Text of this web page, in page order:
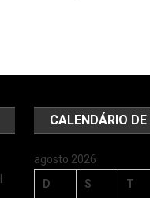
CALENDÁRIO
agosto 2026
D
S T